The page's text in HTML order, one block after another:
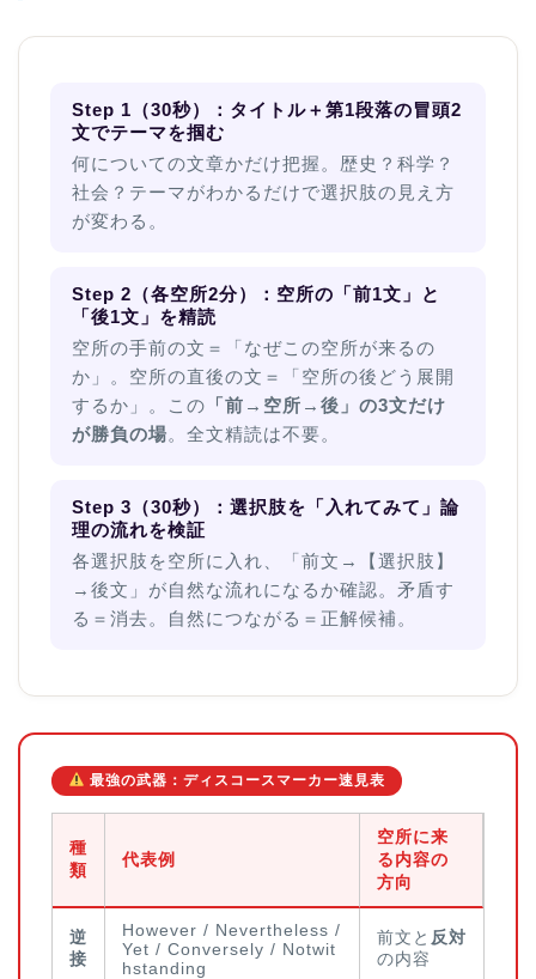
Step 1（30秒）：タイトル＋第1段落の冒頭2
文でテーマを掴む
何についての文章かだけ把握。歴史？科学？
社会？テーマがわかるだけで選択肢の見え方
が変わる。
Step 2（各空所2分）：空所の「前1文」と
「後1文」を精読
空所の手前の文＝「なぜこの空所が来るの
か」。空所の直後の文＝「空所の後どう展開
するか」。この 「前→空所→後」の3文だけ
が勝負の場。全文精読は不要。
Step 3（30秒）：選択肢を「入れてみて」論
理の流れを検証
各選択肢を空所に入れ、「前文→【選択肢】
→後文」が自然な流れになるか確認。矛盾す
る＝消去。自然につながる＝正解候補。
最強の武器：ディスコースマーカー速見表
種
類
代表例
空所に来
る内容の
方向
逆
接
However / Nevertheless /
Yet / Conversely / Notwit
hstanding
前文と 反対
の内容